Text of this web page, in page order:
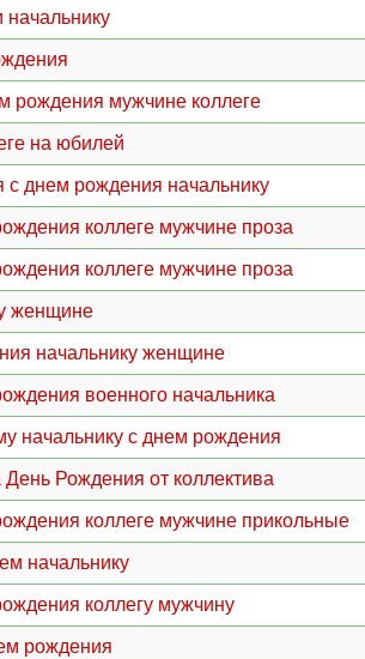
рождения мужчине коллеге
на юбилей
с днем рождения начальнику
коллеге мужчине проза
коллеге мужчине проза
женщине
начальнику женщине
военного начальника
начальнику с днем рождения
Рождения от коллектива
коллеге мужчине прикольные
начальнику
коллегу мужчину
рождения